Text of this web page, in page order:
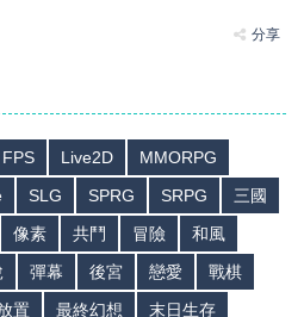
分享
FPS Live2D
MMORPG
SLG SPRG SRPG
三國
像素 共鬥 冒險
和風
彈幕 後宮 戀愛
戰棋
置 最終幻想
末日生存